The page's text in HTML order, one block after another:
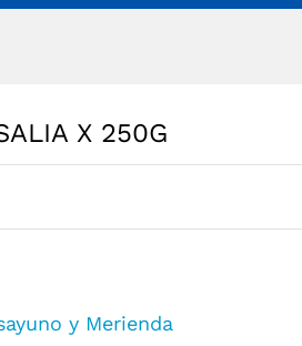
X 250G
y Merienda